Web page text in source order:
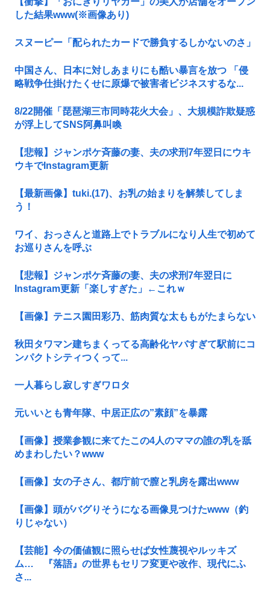
した結果www(※画像あり)
スヌーピー「配られたカードで勝負するしかないのさ」
中国さん、日本に対しあまりにも酷い暴言を放つ 「侵
略戦争仕掛けたくせに原爆で被害者ビジネスするな...
8/22開催「琵琶湖三市同時花火大会」、大規模詐欺疑惑
が浮上してSNS阿鼻叫喚
【悲報】ジャンポケ斉藤の妻、夫の求刑7年翌日にウキ
ウキでInstagram更新
【最新画像】tuki.(17)、お乳の始まりを解禁してしま
う！
ワイ、おっさんと道路上でトラブルになり人生で初めて
お巡りさんを呼ぶ
【悲報】ジャンポケ斉藤の妻、夫の求刑7年翌日に
Instagram更新「楽しすぎた」←これｗ
【画像】テニス園田彩乃、筋肉質な太ももがたまらない
秋田タワマン建ちまくってる高齢化ヤバすぎて駅前にコ
ンパクトシティつくって...
一人暮らし寂しすぎワロタ
元いいとも青年隊、中居正広の”素顔”を暴露
【画像】授業参観に来てたこの4人のママの誰の乳を舐
めまわしたい？www
【画像】女の子さん、都庁前で膣と乳房を露出www
【画像】頭がバグりそうになる画像見つけたwww（釣
りじゃない）
【芸能】今の価値観に照らせば女性蔑視やルッキズ
ム… 『落語』の世界もセリフ変更や改作、現代にふ
さ...